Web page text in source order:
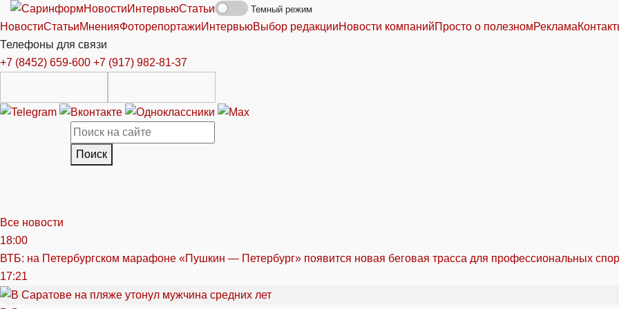
НовостиИнтервьюСтатьи Темный режим
НовостиСтатьиМненияФоторепортажиИнтервьюВыбор редакцииНовости компанийПросто о полезномРеклама
Телефоны для связи
+7 (8452) 659-600 +7 (917) 982-81-37
Поиск
Все новости
18:00
ВТБ: на Петербургском марафоне «Пушкин — Петербург» появится новая беговая трасса для профессиональных
17:21